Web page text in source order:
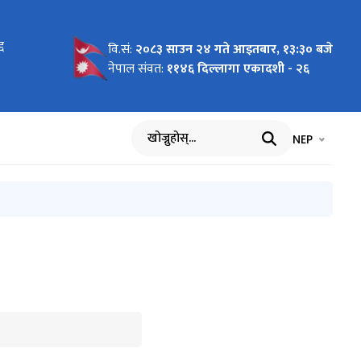
18
वि.सं: २०८३ साउन २४ गते आइतबार, १३:३० बजे
नेपाल संवत: ११४६ दिल्लागा एकादशी - २६
खोज्नुहोस् भाषा चयन
NEP